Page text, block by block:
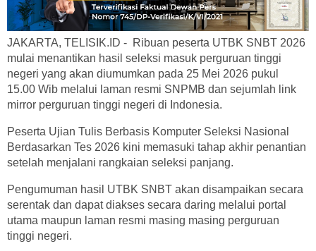
JAKARTA, TELISIK.ID - Ribuan peserta UTBK SNBT 2026
mulai menantikan hasil seleksi masuk perguruan tinggi
negeri yang akan diumumkan pada 25 Mei 2026 pukul
15.00 Wib melalui laman resmi SNPMB dan sejumlah link
mirror perguruan tinggi negeri di Indonesia.
Peserta Ujian Tulis Berbasis Komputer Seleksi Nasional
Berdasarkan Tes 2026 kini memasuki tahap akhir penantian
setelah menjalani rangkaian seleksi panjang.
Pengumuman hasil UTBK SNBT akan disampaikan secara
serentak dan dapat diakses secara daring melalui portal
utama maupun laman resmi masing masing perguruan
tinggi negeri.